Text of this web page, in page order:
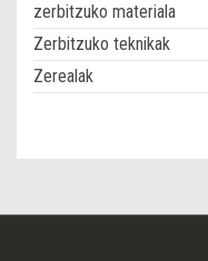
zerbitzuko materiala
Zerbitzuko teknikak
Zerealak